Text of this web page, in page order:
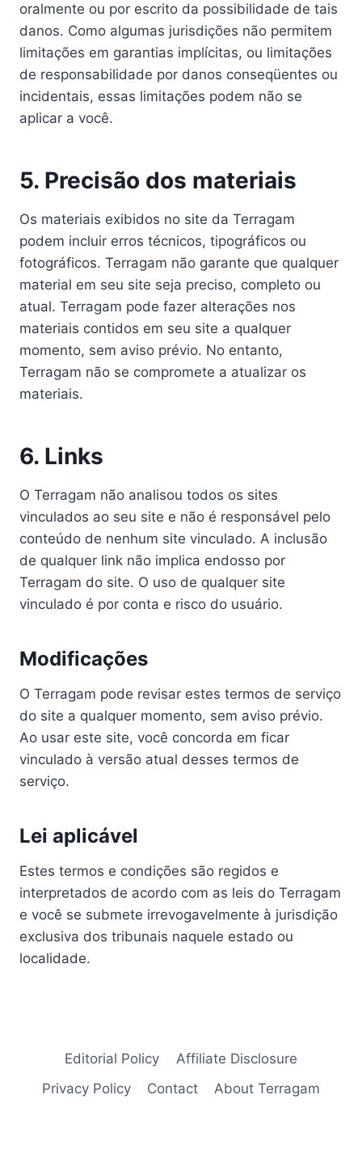
oralmente ou por escrito da possibilidade de tais
danos. Como algumas jurisdições não permitem
limitações em garantias implícitas, ou limitações
de responsabilidade por danos conseqüentes ou
incidentais, essas limitações podem não se
aplicar a você.
5. Precisão dos materiais
Os materiais exibidos no site da Terragam
podem incluir erros técnicos, tipográficos ou
fotográficos. Terragam não garante que qualquer
material em seu site seja preciso, completo ou
atual. Terragam pode fazer alterações nos
materiais contidos em seu site a qualquer
momento, sem aviso prévio. No entanto,
Terragam não se compromete a atualizar os
materiais.
6. Links
O Terragam não analisou todos os sites
vinculados ao seu site e não é responsável pelo
conteúdo de nenhum site vinculado. A inclusão
de qualquer link não implica endosso por
Terragam do site. O uso de qualquer site
vinculado é por conta e risco do usuário.
Modificações
O Terragam pode revisar estes termos de serviço
do site a qualquer momento, sem aviso prévio.
Ao usar este site, você concorda em ficar
vinculado à versão atual desses termos de
serviço.
Lei aplicável
Estes termos e condições são regidos e
interpretados de acordo com as leis do Terragam
e você se submete irrevogavelmente à jurisdição
exclusiva dos tribunais naquele estado ou
localidade.
Editorial Policy
Affiliate Disclosure
Privacy Policy
Contact About Terragam